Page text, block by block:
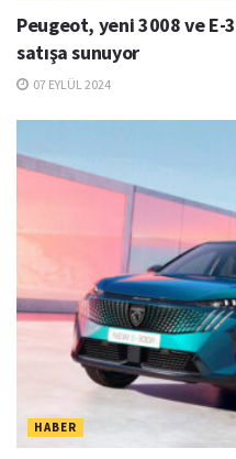
Peugeot, yeni 3008 ve
satışa sunuyor
07 EYLÜL 2024
HABER